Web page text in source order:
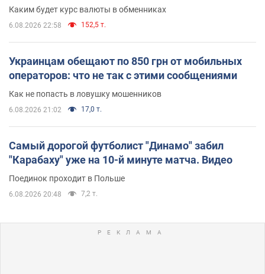
Каким будет курс валюты в обменниках
6.08.2026 22:58 152,5 т.
Украинцам обещают по 850 грн от мобильных
операторов: что не так с этими сообщениями
Как не попасть в ловушку мошенников
6.08.2026 21:02 17,0 т.
Самый дорогой футболист "Динамо" забил
"Карабаху" уже на 10-й минуте матча. Видео
Поединок проходит в Польше
6.08.2026 20:48 7,2 т.